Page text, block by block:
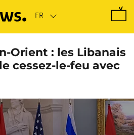
Orient : les Libanais
cessez-le-feu avec